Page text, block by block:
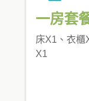
一房套
床X1、衣櫃
X1